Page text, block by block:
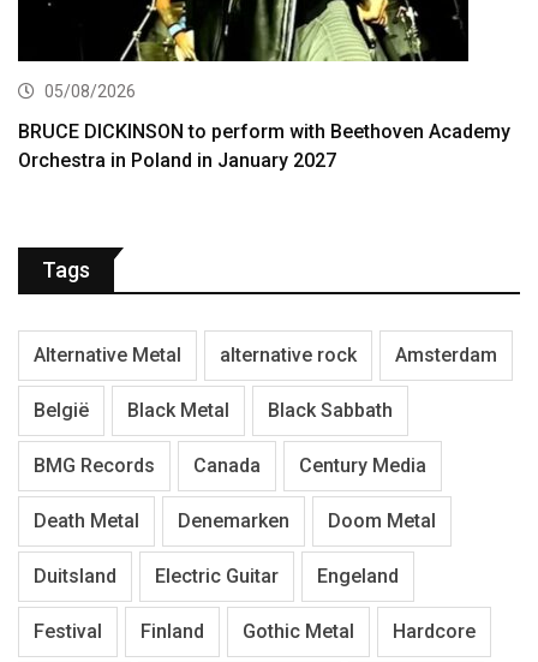
05/08/2026
BRUCE DICKINSON to perform with Beethoven Academy
Orchestra in Poland in January 2027
Tags
Alternative Metal alternative rock Amsterdam
België Black Metal Black Sabbath
BMG Records Canada Century Media
Death Metal Denemarken Doom Metal
Duitsland Electric Guitar Engeland
Festival Finland Gothic Metal Hardcore